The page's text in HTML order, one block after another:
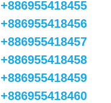
+886955418455
+886955418456
+886955418457
+886955418458
+886955418459
+886955418460